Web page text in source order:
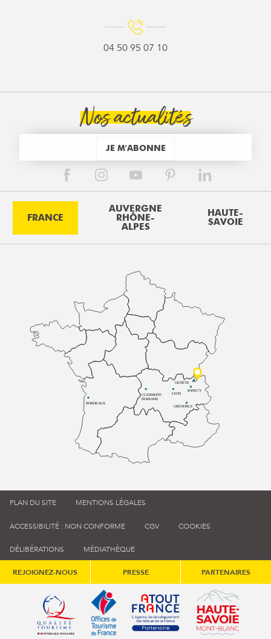
04 50 95 07 10
Nos actualités
JE M'ABONNE
FRANCE
AUVERGNE
RHÔNE-
ALPES
HAUTE-
SAVOIE
BORDEAUX
CLERMONT-
FERRAND
LYON
ANNECY
GRENOBLE
GENÈVE
PLAN DU SITE MENTIONS LÉGALES
ACCESSIBILITÉ : NON CONFORME CGV COOKIES
DÉLIBÉRATIONS MÉDIATHÈQUE
REJOIGNEZ-NOUS PRESSE PARTENAIRES
Qualité tourisme (s'ouvre dans une nouvelle fenêtre)
Office de tourisme de France (s'ouvre
Atout France (s'ouvre dans